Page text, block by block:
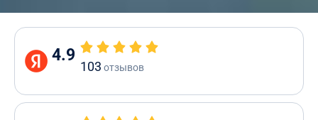
4.9
103 отзывов